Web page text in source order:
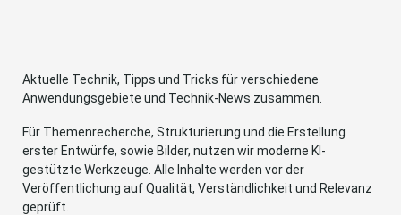
Aktuelle Technik, Tipps und Tricks für verschiedene
Anwendungsgebiete und Technik-News zusammen.
Für Themenrecherche, Strukturierung und die Erstellung
erster Entwürfe, sowie Bilder, nutzen wir moderne KI-
gestützte Werkzeuge. Alle Inhalte werden vor der
Veröffentlichung auf Qualität, Verständlichkeit und Relevanz
geprüft.